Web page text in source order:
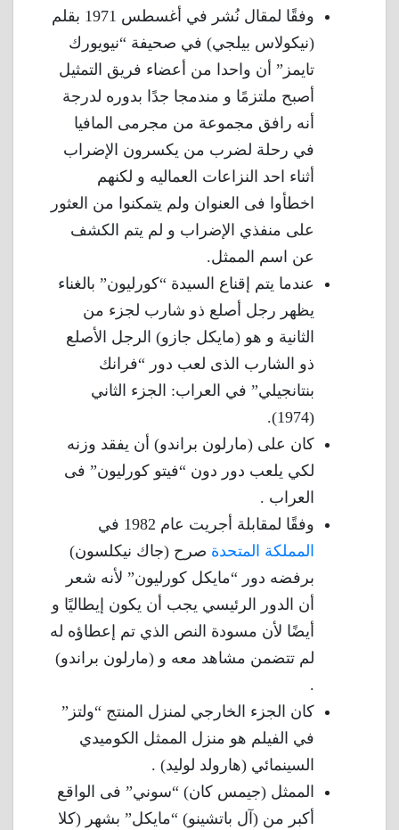
وفقًا لمقال نُشر في أغسطس 1971 بقلم
(نيكولاس بيلجي) في صحيفة “نيويورك
تايمز” أن واحدا من أعضاء فريق التمثيل
أصبح ملتزمًا و مندمجا جدًا بدوره لدرجة
أنه رافق مجموعة من مجرمى المافيا
في رحلة لضرب من يكسرون الإضراب
أثناء احد النزاعات العماليه و لكنهم
اخطأوا فى العنوان ولم يتمكنوا من العثور
على منفذي الإضراب و لم يتم الكشف
عن اسم الممثل.
عندما يتم إقناع السيدة “كورليون” بالغناء
يظهر رجل أصلع ذو شارب لجزء من
الثانية و هو (مايكل جازو) الرجل الأصلع
ذو الشارب الذى لعب دور “فرانك
بنتانجيلي” في العراب: الجزء الثاني
(1974).
كان على (مارلون براندو) أن يفقد وزنه
لكي يلعب دور دون “فيتو كورليون” فى
العراب .
وفقًا لمقابلة أجريت عام 1982 في
المملكة المتحدة صرح (جاك نيكلسون)
برفضه دور “مايكل كورليون” لأنه شعر
أن الدور الرئيسي يجب أن يكون إيطاليًا و
أيضًا لأن مسودة النص الذي تم إعطاؤه له
لم تتضمن مشاهد معه و (مارلون براندو)
.
كان الجزء الخارجي لمنزل المنتج “ولتز”
في الفيلم هو منزل الممثل الكوميدي
السينمائي (هارولد لوليد) .
الممثل (جيمس كان) “سوني” فى الواقع
أكبر من (آل باتشينو) “مايكل” بشهر (كلا